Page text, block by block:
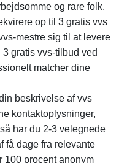
og rare folk.
op til 3 gratis vvs
mestre sig til at levere
gratis vvs-tilbud ved
matcher dine
beskrivelse af vvs
kontaktoplysninger,
har du 2-3 velegnede
få dage fra relevante
100 procent anonym